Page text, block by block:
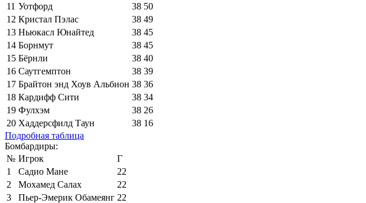
11 Уотфорд 38 50
12 Кристал Пэлас 38 49
13 Ньюкасл Юнайтед 38 45
14 Борнмут 38 45
15 Бёрнли 38 40
16 Саутгемптон 38 39
17 Брайтон энд Хоув Альбион 38 36
18 Кардифф Сити 38 34
19 Фулхэм 38 26
20 Хаддерсфилд Таун 38 16
Подробная таблица
Бомбардиры:
№ Игрок
Г
1
Садио Мане
22
2
Мохамед Салах
22
3
Пьер-Эмерик Обамеянг 22